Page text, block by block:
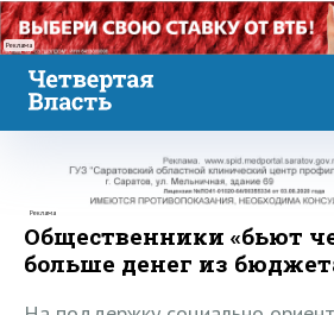
Реклама
Реклама
Общественники «бьют
больше денег из